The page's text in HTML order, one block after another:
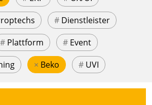
# Dienstleister
# Plattform # Event
× Beko # UVI